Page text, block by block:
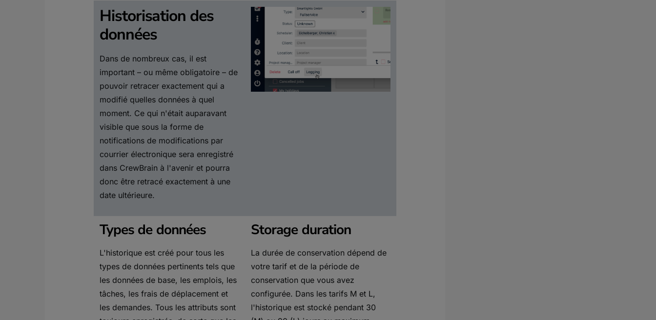
Historisation des
données
Dans de nombreux cas, il est
important – ou même obligatoire – de
pouvoir retracer exactement qui a
modifié quelles données à quel
moment. Ce qui n'était auparavant
visible que sous la forme de
notifications de modifications par
courrier électronique sera enregistré
dans CrewBrain à l'avenir et pourra
donc être retracé exactement à une
date ultérieure.
Types de données
L'historique est créé pour tous les
types de données pertinents tels que
les données de base, les emplois, les
tâches, les frais de déplacement et
les demandes. Tous les attributs sont
Storage duration
La durée de conservation dépend de
votre tarif et de la période de
conservation que vous avez
configurée. Dans les tarifs M et L,
l'historique est stocké pendant 30